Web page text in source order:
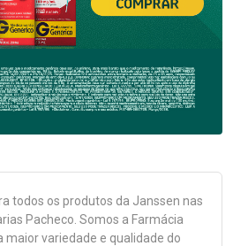
todos os produtos da Janssen nas
Pacheco. Somos a Farmácia
maior variedade e qualidade do